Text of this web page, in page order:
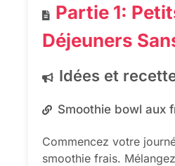
Partie 1:
Déjeuners
Idées et
Smoothie bowl aux
Commencez votre
smoothie frais.